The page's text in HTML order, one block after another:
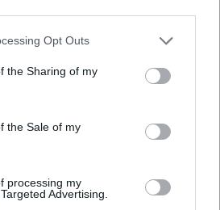
Opt Outs
the Sharing of my
the Sale of my
processing my
Advertising.
Θεσσαλονίκης: Έσπασαν το
τζάμι του οδηγού – «Μην κάνεις
μ@@@», του φώναζαν
ΣΉΜΕΡΑ
μεταλλική σφαίρα με
ανθρώπινο σώμα στα νέα